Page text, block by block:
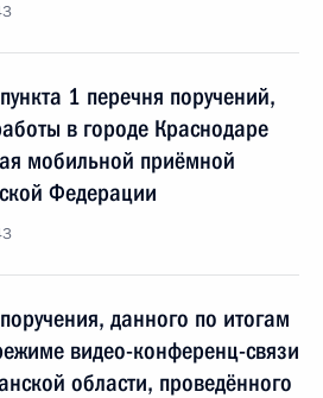
1 перечня поручений,
в городе Краснодаре
мобильной приёмной
Федерации
данного по итогам
видео-конференц-связи
области, проведённого